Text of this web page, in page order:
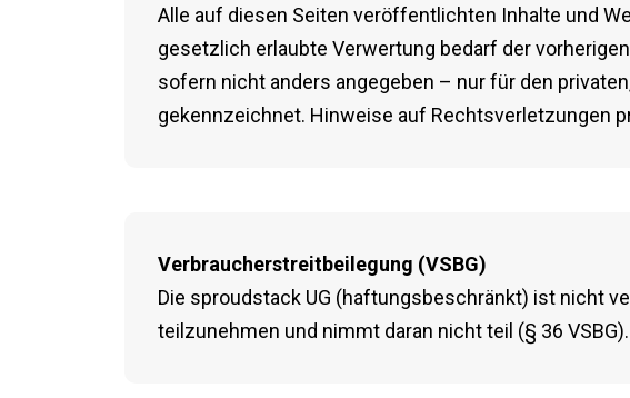
Alle auf diesen Seiten veröffentlichten Inhalte und
gesetzlich erlaubte Verwertung bedarf der
sofern nicht anders angegeben – nur für den
gekennzeichnet. Hinweise auf Rechtsverletzungen
Verbraucherstreitbeilegung (VSBG)
Die sproudstack UG (haftungsbeschränkt) ist nicht
teilzunehmen und nimmt daran nicht teil (§ 36 VSBG).